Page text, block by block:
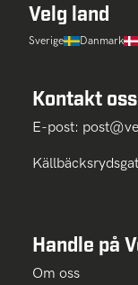
Velg land
Sverige Danmark
Kontakt oss
E-post:
Handle på
Om oss